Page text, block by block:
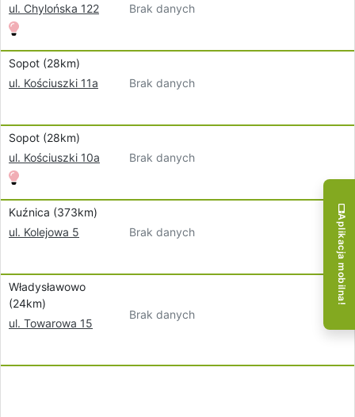
ul. Chylońska 122
Brak danych
Sopot (28km)
ul. Kościuszki 11a
Brak danych
Sopot (28km)
ul. Kościuszki 10a
Brak danych
Kuźnica (373km)
ul. Kolejowa 5
Brak danych
Władysławowo
(24km)
ul. Towarowa 15
Brak danych
Aplikacja mobilna!